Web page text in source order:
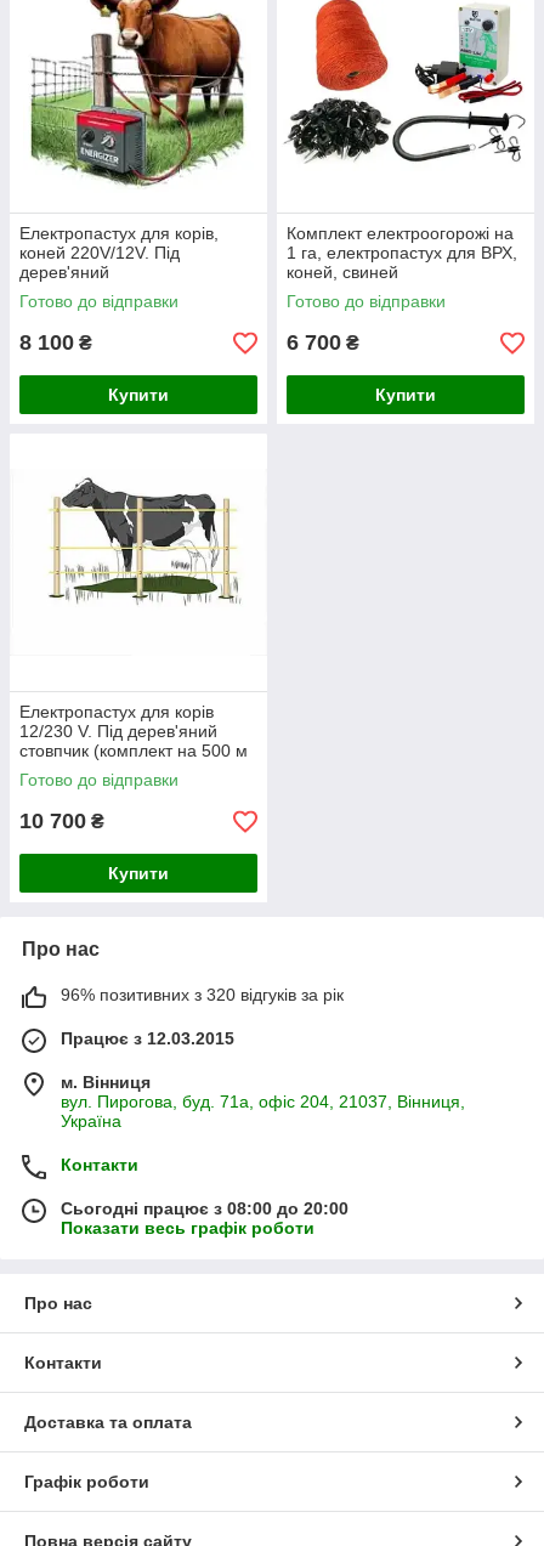
Електропастух для корів,
коней 220V/12V. Під
дерев'яний
стовпчик(комплект на 300 м.)
- три ряди
Готово до відправки
8 100 ₴
Купити
Комплект електроогорожі на
1 га, електропастух для ВРХ,
коней, свиней
Готово до відправки
6 700 ₴
Купити
Електропастух для корів
12/230 V. Під дерев'яний
стовпчик (комплект на 500 м
- два ряди)
Готово до відправки
10 700 ₴
Купити
Про нас
96% позитивних з 320 відгуків за рік
Працює з 12.03.2015
м. Вінниця
вул. Пирогова, буд. 71а, офіс 204, 21037, Вінниця,
Україна
Контакти
Сьогодні працює з 08:00 до 20:00
Показати весь графік роботи
Про нас
Контакти
Доставка та оплата
Графік роботи
Повна версія сайту